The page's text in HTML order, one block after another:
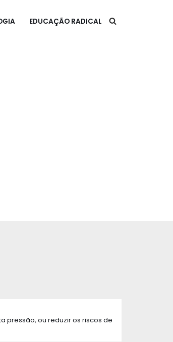
EDUCAÇÃO RADICAL
pressão, ou reduzir os riscos de